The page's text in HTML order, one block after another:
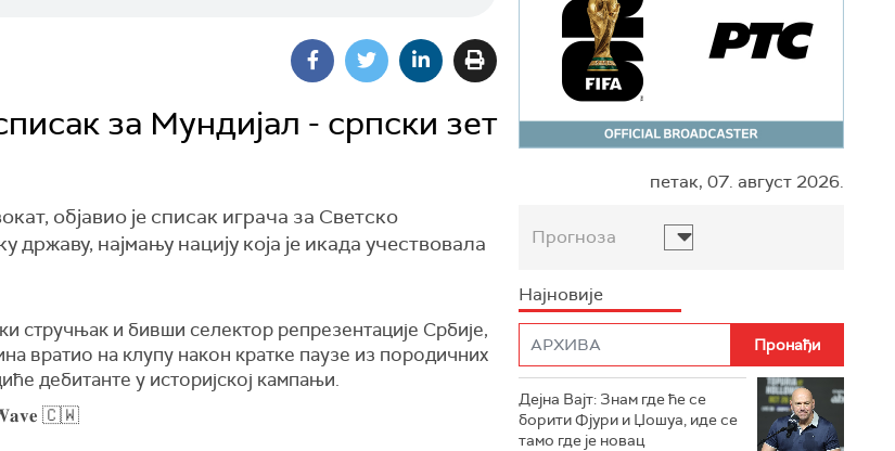
за Мундијал - српски зет
објавио је списак играча за Светско
најмању нацију која је икада учествовала
стручњак и бивши селектор репрезентације Србије,
вратио на клупу након кратке паузе из породичних
дебитанте у историјској кампањи.
𝐖𝐚𝐯𝐞 🇨🇼
петак, 07. август 2026.
Прогноза
Најновије
Дејна Вајт: Знам где ће се
борити Фјури и Џошуа, иде се
тамо где је новац